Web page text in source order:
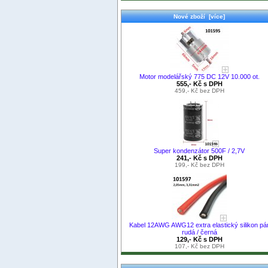
Nové zboží [více]
Motor modelářský 775 DC 12V 10.000 ot.
555,- Kč s DPH
459,- Kč bez DPH
Super kondenzátor 500F / 2,7V
241,- Kč s DPH
199,- Kč bez DPH
Kabel 12AWG AWG12 extra elastický silikon
rudá / černá
129,- Kč s DPH
107,- Kč bez DPH